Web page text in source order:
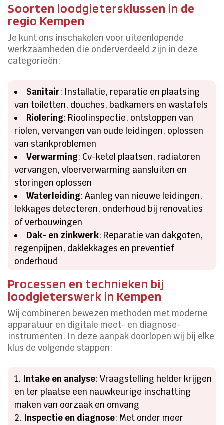
Soorten loodgietersklussen in de
regio Kempen
Je kunt ons inschakelen voor uiteenlopende
werkzaamheden die onderverdeeld zijn in deze
categorieën:
Sanitair: Installatie, reparatie en plaatsing
van toiletten, douches, badkamers en wastafels
Riolering: Rioolinspectie, ontstoppen van
riolen, vervangen van oude leidingen, oplossen
van stankproblemen
Verwarming: Cv-ketel plaatsen, radiatoren
vervangen, vloerverwarming aansluiten en
storingen oplossen
Waterleiding: Aanleg van nieuwe leidingen,
lekkages detecteren, onderhoud bij renovaties
of verbouwingen
Dak- en zinkwerk: Reparatie van dakgoten,
regenpijpen, daklekkages en preventief
onderhoud
Processen en technieken bij
loodgieterswerk in Kempen
Wij combineren bewezen methoden met moderne
apparatuur en digitale meet- en diagnose-
instrumenten. In deze aanpak doorlopen wij bij elke
klus de volgende stappen:
Intake en analyse: Vraagstelling helder krijgen
en ter plaatse een nauwkeurige inschatting
maken van oorzaak en omvang
Inspectie en diagnose: Met onder meer